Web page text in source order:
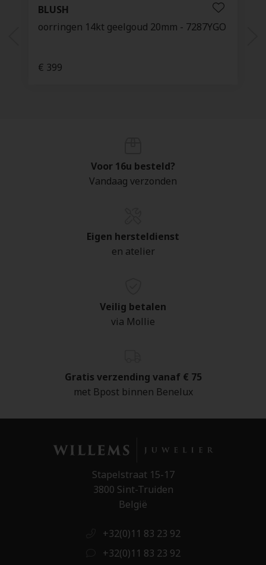
BLUSH
oorringen 14kt geelgoud 20mm - 7287YGO
€ 399
Voor 16u besteld?
Vandaag verzonden
Eigen hersteldienst
en atelier
Veilig betalen
via Mollie
Gratis verzending vanaf € 75
met Bpost binnen Benelux
Stapelstraat 15-17
3800 Sint-Truiden
België
+32(0)11 83 23 92
+32(0)11 83 23 92